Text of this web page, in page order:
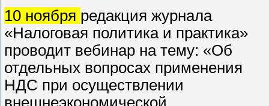
10 ноября редакция журнала
«Налоговая политика и практика»
проводит вебинар на тему: «Об
отдельных вопросах применения
НДС при осуществлении
внешнеэкономической